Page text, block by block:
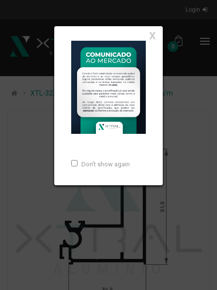
Login
0
X
Don't show again
XTL-323 - (XA-245) - PESO LINEAR: 0,744kg/m